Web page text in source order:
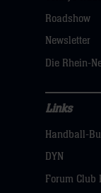
hier
Roadshow
Newsletter
Die Rhein-
Navigation
öffnen,
dann
Links
Handball-
DYN
Forum Club